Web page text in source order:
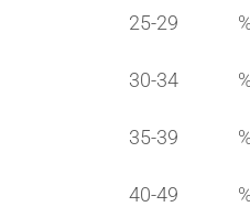
25-29
30-34
35-39
40-49